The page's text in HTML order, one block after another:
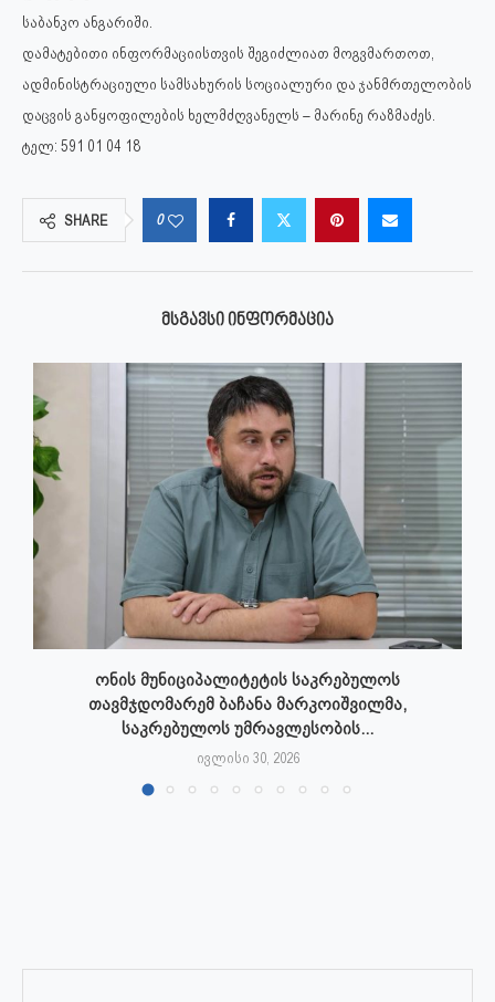
საბანკო ანგარიში.
დამატებითი ინფორმაციისთვის შეგიძლიათ მოგვმართოთ,
ადმინისტრაციული სამსახურის სოციალური და ჯანმრთელობის
დაცვის განყოფილების ხელმძღვანელს – მარინე რაზმაძეს.
ტელ: 591 01 04 18
SHARE 0
ᲛᲡᲒᲐᲕᲡᲘ ᲘᲜᲤᲝᲠᲛᲐᲪᲘᲐ
ონის მუნიციპალიტეტის საკრებულოს
თავმჯდომარემ ბაჩანა მარკოიშვილმა,
საკრებულოს უმრავლესობის...
ივლისი 30, 2026